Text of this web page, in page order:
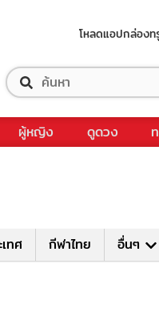
โหลดแอปกล่องท
ผู้หญิง ดูดวง
ทศ กีฬาไทย อื่นๆ